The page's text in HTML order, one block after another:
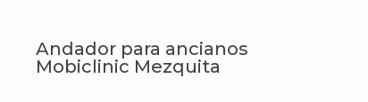
Andador para ancianos
Mobiclinic Mezquita